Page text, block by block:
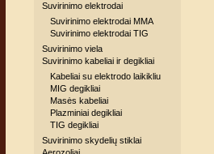
Suvirinimo elektrodai
Suvirinimo elektrodai MMA
Suvirinimo elektrodai TIG
Suvirinimo viela
Suvirinimo kabeliai ir degikliai
Kabeliai su elektrodo laikikliu
MIG degikliai
Masės kabeliai
Plazminiai degikliai
TIG degikliai
Suvirinimo skydelių stiklai